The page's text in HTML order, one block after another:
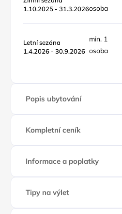
1.10.2025 - 31.3.2026osoba
Letní sezóna
1.4.2026 - 30.9.2026
min. 1
osoba
Popis ubytování
Kompletní ceník
Informace a poplatky
Tipy na výlet